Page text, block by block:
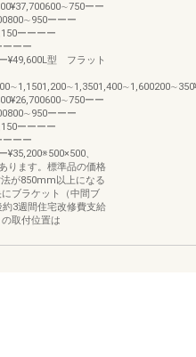
ーー
ーーー
ーーーー
ーーー
¥49,600L型 フラット
ーー
ーーー
ーーーー
ーーー
¥35,200※500×500、
ります。標準品の価格
が850mm以上になる
ブラケット（中間ブ
3週間住宅改修費支給
の取付位置は